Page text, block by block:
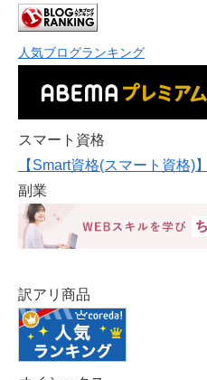
人気ブログランキング
スマート資格
【Smart資格(スマート資格)】
副業
訳アリ商品